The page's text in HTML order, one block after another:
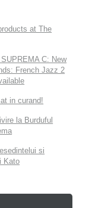
at The
C: New
French Jazz 2
in curand!
la Burduful
si
Kato